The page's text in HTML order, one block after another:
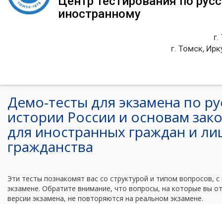
иностранному
г. Томск,
Демо-тесты для экзамена по
истории России и основам
для иностранных граждан и
гражданства
Эти тесты познакомят вас со структурой и типом вопросов,
экзамене. Обратите внимание, что вопросы, на которые вы
версии экзамена, не повторяются на реальном экзамене.